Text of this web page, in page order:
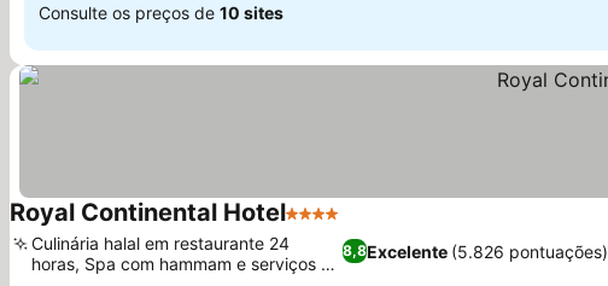
Consulte os preços de 10 sites
Royal Continental Hotel4 Estrelas
8,8Excelente (5.826 pontuações)
Culinária halal em restaurante 24
horas, Spa com hammam e serviços de